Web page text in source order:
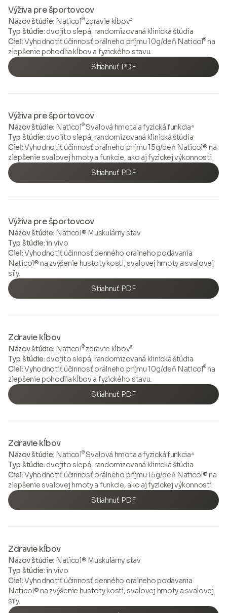
Výživa pre športovcov
Názov štúdie: Naticol®zdravie kĺbov³
Typ štúdie: dvojito slepá, randomizovaná klinická štúdia
Cieľ:Vyhodnotiť účinnosť orálneho príjmu 10g/deň Naticol®na
zlepšenie pohodlia kĺbov a fyzického stavu.
Stiahnuť PDF
Výživa pre športovcov
Názov štúdie: Naticol®Svalová hmota a fyzická funkcia⁴
Typ štúdie: dvojito slepá, randomizovaná klinická štúdia
Cieľ:Vyhodnotiť účinnosť orálneho príjmu 15g/deň Naticol® na
zlepšenie svalovej hmoty a funkcie, ako aj fyzickej výkonnosti.
Stiahnuť PDF
Výživa pre športovcov
Názov štúdie: Naticol® Muskulárny stav
Typ štúdie:in vivo
Cieľ:Vyhodnotiť účinnosť denného orálneho podávania
Naticol® na zvýšenie hustoty kostí, svalovej hmoty a svalovej
sily.
Stiahnuť PDF
Zdravie kĺbov
Názov štúdie: Naticol®zdravie kĺbov³
Typ štúdie: dvojito slepá, randomizovaná klinická štúdia
Cieľ:Vyhodnotiť účinnosť orálneho príjmu 10g/deň Naticol®na
zlepšenie pohodlia kĺbov a fyzického stavu.
Stiahnuť PDF
Zdravie kĺbov
Názov štúdie: Naticol®Svalová hmota a fyzická funkcia⁴
Typ štúdie: dvojito slepá, randomizovaná klinická štúdia
Cieľ:Vyhodnotiť účinnosť orálneho príjmu 15g/deň Naticol® na
zlepšenie svalovej hmoty a funkcie, ako aj fyzickej výkonnosti.
Stiahnuť PDF
Zdravie kĺbov
Názov štúdie: Naticol® Muskulárny stav
Typ štúdie:in vivo
Cieľ:Vyhodnotiť účinnosť denného orálneho podávania
Naticol® na zvýšenie hustoty kostí, svalovej hmoty a svalovej
sily.